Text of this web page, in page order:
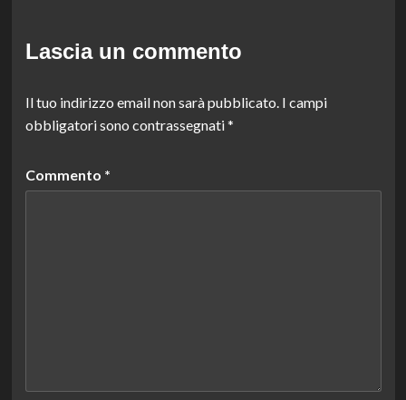
Lascia un commento
Il tuo indirizzo email non sarà pubblicato. I campi
obbligatori sono contrassegnati*
Commento *